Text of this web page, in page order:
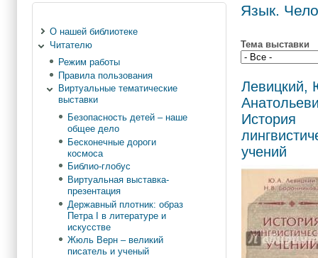
Язык.
Тема выставки
Левицкий,
История
учений
О нашей библиотеке
Читателю
Режим работы
Правила пользования
Виртуальные тематические
выставки
Безопасность детей – наше
общее дело
Бесконечные дороги
космоса
Библио-глобус
Виртуальная выставка-
презентация
Державный плотник: образ
Петра I в литературе и
искусстве
Жюль Верн – великий
писатель и ученый